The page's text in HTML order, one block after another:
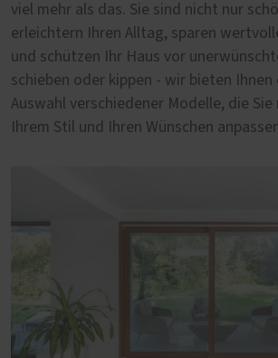
viel mehr als das. Sie sind nicht nur
erleichtern Ihren Alltag, sparen
und schützen Ihr Haus vor
schieben oder kippen - wir bieten Ihnen
Auswahl verschiedener Modelle, die Sie
Ihrem Stil und Ihren Wünschen